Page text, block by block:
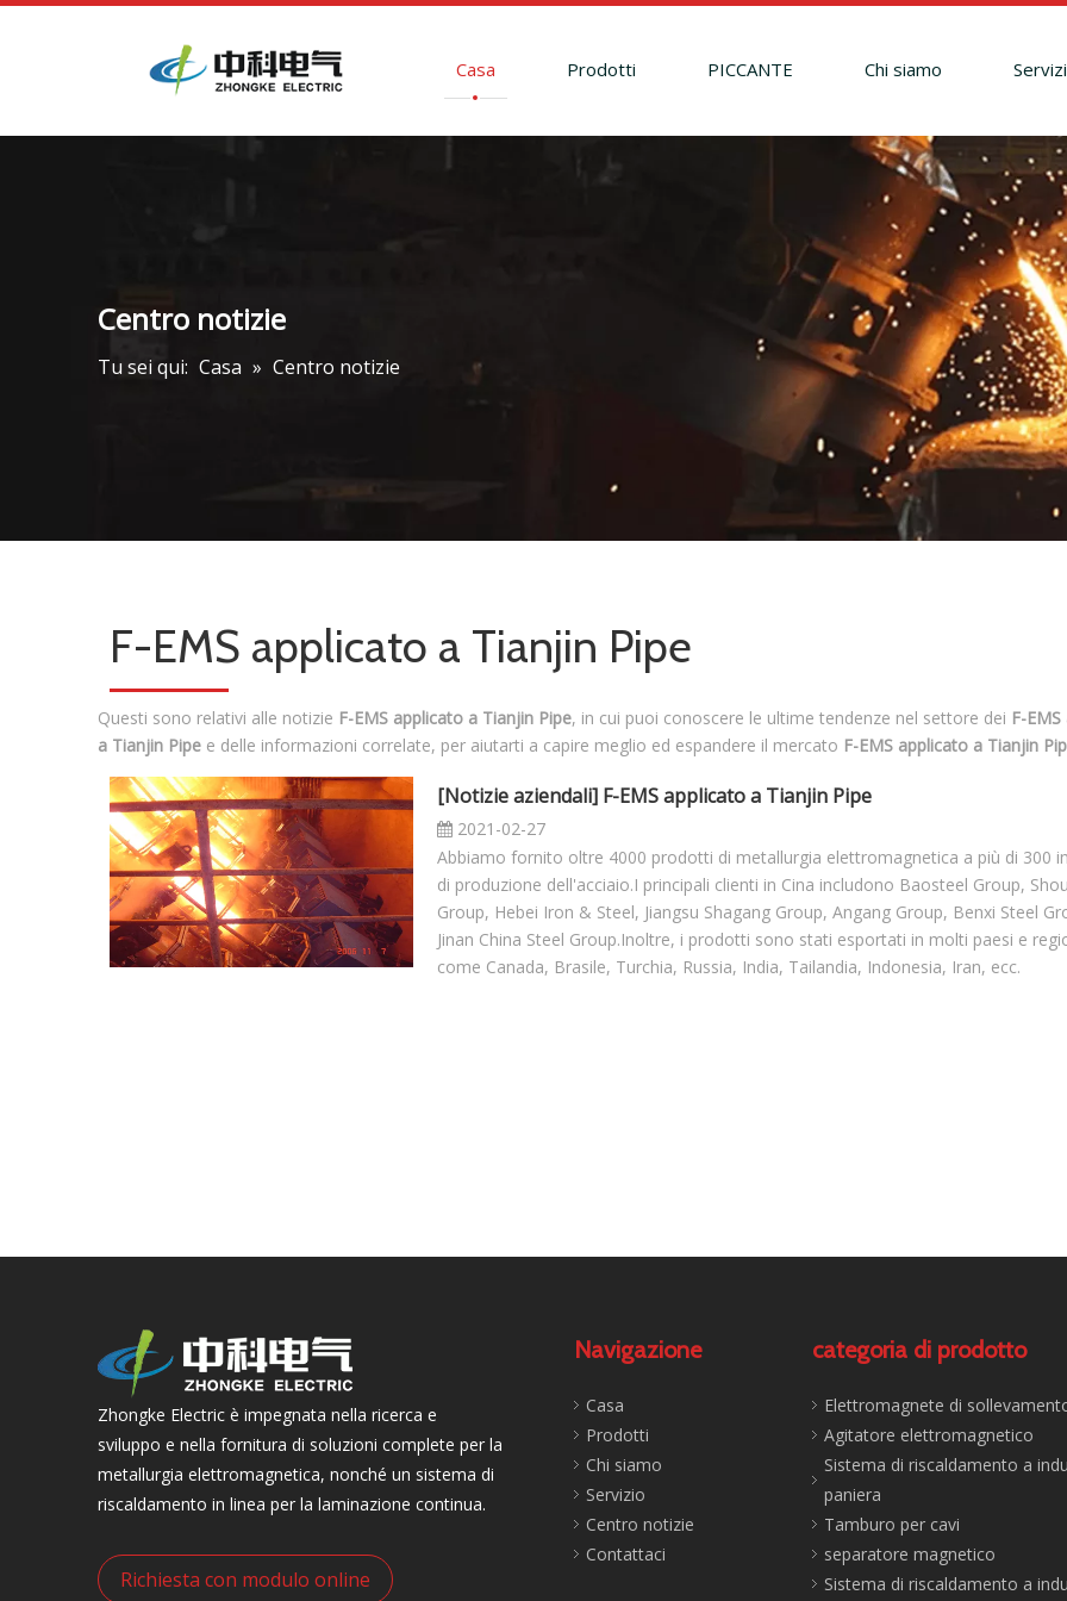
Casa Prodotti PICCANTE Chi siamo
Centro notizie
Tu sei qui: Casa » Centro notizie
F-EMS applicato a Tianjin Pipe
Questi sono relativi alle notizie F-EMS applicato a Tianjin Pipe, in cui puoi conoscere le ultime tendenze nel settore dei F-
a Tianjin Pipe e delle informazioni correlate, per aiutarti a capire meglio ed espandere il mercato F-EMS applicato a Tianjin
[Notizie aziendali] F-EMS applicato a Tianjin Pipe
2021-02-27
Abbiamo fornito oltre 4000 prodotti di metallurgia elettromagnetica a più di 300
di produzione dell'acciaio.I principali clienti in Cina includono Baosteel Group,
Group, Hebei Iron & Steel, Jiangsu Shagang Group, Angang Group, Benxi Steel
Jinan China Steel Group.Inoltre, i prodotti sono stati esportati in molti paesi e
come Canada, Brasile, Turchia, Russia, India, Tailandia, Indonesia, Iran, ecc.
Zhongke Electric è impegnata nella ricerca e
sviluppo e nella fornitura di soluzioni complete per la
metallurgia elettromagnetica, nonché un sistema di
riscaldamento in linea per la laminazione continua.
Richiesta con modulo online
Navigazione
Casa
Prodotti
Chi siamo
Servizio
Centro notizie
Contattaci
categoria di prodotto
Elettromagnete di
Agitatore elettromagnetico
Sistema di riscaldamento a
paniera
Tamburo per cavi
separatore magnetico
Sistema di riscaldamento a